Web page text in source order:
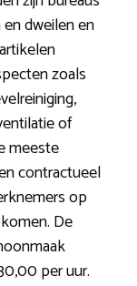
dweilen en
zoals
of
meeste
contractueel
op
De
per uur.